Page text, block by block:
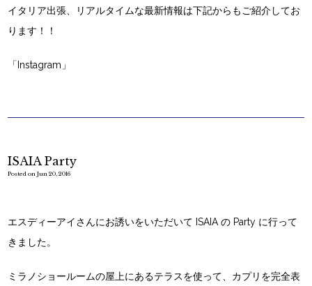
イタリア出張、リアルタイムな最新情報は下記からもご紹介してお
ります！！
「Instagram」
ISAIA Party
Posted on Jun 20, 2016
エスディーアイさんにお誘いをいただいて ISAIA の Party に行って
きました。
ミラノショールームの屋上にあるテラスを使って、カプリを完全表